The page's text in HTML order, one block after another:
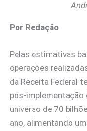
Por Redação
Pelas estimativas
operações
da Receita Federal
pós-implementação
universo de 70
ano, alimentando